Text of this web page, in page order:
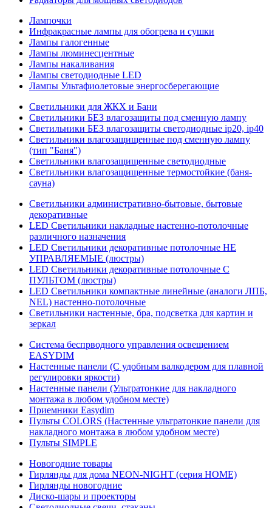
Лампочки
Инфракрасные лампы для обогрева и сушки
Лампы галогенные
Лампы люминесцентные
Лампы накаливания
Лампы светодиодные LED
Лампы Ультафиолетовые энергосберегающие
Светильники для ЖКХ и Бани
Светильники БЕЗ влагозащиты под сменную лампу
Светильники БЕЗ влагозащиты светодиодные ip20, ip40
Светильники влагозащищенные под сменную лампу
(тип "Баня")
Светильники влагозащищенные светодиодные
Светильники влагозащищенные термостойкие (баня-
сауна)
Светильники административно-бытовые, бытовые
декоративные
LED Cветильники накладные настенно-потолочные
различного назначения
LED Светильники декоративные потолочные НЕ
УПРАВЛЯЕМЫЕ (люстры)
LED Светильники декоративные потолочные С
ПУЛЬТОМ (люстры)
LED Светильники компактные линейные (аналоги ЛПБ,
NEL) настенно-потолочные
Светильники настенные, бра, подсветка для картин и
зеркал
Система беспрводного управления освещением
EASYDIM
Настенные панели (С удобным валкодером для плавной
регулировки яркости)
Настенные панели (Ультратонкие для накладного
монтажа в любом удобном месте)
Приемники Easydim
Пульты COLORS (Настенные ультратонкие панели для
накладного монтажа в любом удобном месте)
Пульты SIMPLE
Новогодние товары
Гирлянды для дома NEON-NIGHT (серия HOME)
Гирлянды новогодние
Диско-шары и проекторы